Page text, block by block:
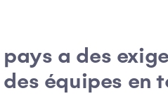
a des
équipes en